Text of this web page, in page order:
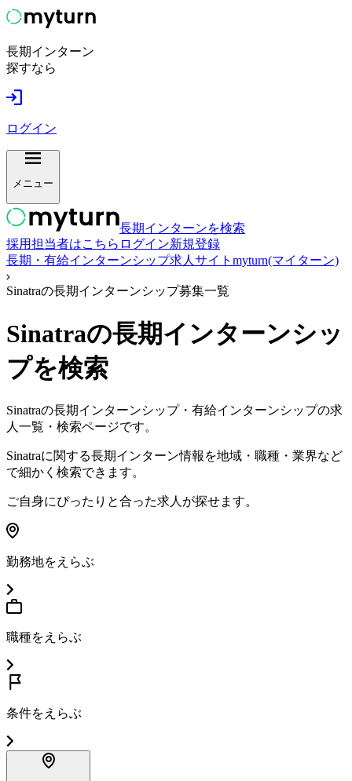
長期インターン
探すなら
ログイン
メニュー
長期インターンを検索
採用担当者はこちら ログイン新規登録
長期・有給インターンシップ求人サイトmyturn(マイターン)
Sinatraの長期インターンシップ募集一覧
Sinatraの長期インターンシッ
プを検索
Sinatraの長期インターンシップ・有給インターンシップの求
人一覧・検索ページです。
Sinatraに関する長期インターン情報を地域・職種・業界など
で細かく検索できます。
ご自身にぴったりと合った求人が探せます。
勤務地をえらぶ
職種をえらぶ
条件をえらぶ